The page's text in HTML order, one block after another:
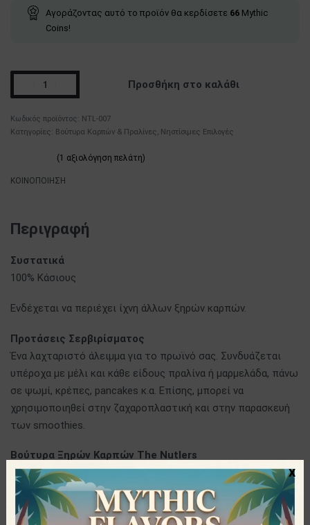
Αγοράζοντας αυτό το προϊόν θα κερδίσετε 66 Mythic
Coins!
Προσθήκη στο καλάθι
NTL-007
Κατηγορίες: Βούτυρα Καρπών & Πραλίνες Νηστίσιμες Επιλογές
(1 αξιολόγηση πελάτη)
ΚΟΙΝΟΠΟΙΗΣΗ
Περιγραφή
Συστατικά
100% Κάσιους
Ενδέχεται να περιέχει ίχνη άλλων ξηρών καρπών.
Προτάσεις Σερβιρίσματος
Ένα λαχταριστό άλειμμα για το πρωϊνό σας. Συνδυάζεται
υπέροχα με μέλι και κάθε είδους πραλίνα ή μαρμελάδα, πάνω
σε ψωμί, κρέπες, pancakes κ.α. Επίσης, μπορεί να
χρησιμοποιηθεί στην ζαχαροπλαστική και στην παρασκευή
των smoothies.
Βούτυρα Ξηρών Καρπών The Nutlers
Η εταιρεία The Nutlers, με έδρα τον Βόλο, έχει κατακτήσει
την ελληνική αγορά βουτύρων ξηρών καρπών. Τα
πεντανόστιμα τους βούτυρα, παράγονται από υψηλής
x